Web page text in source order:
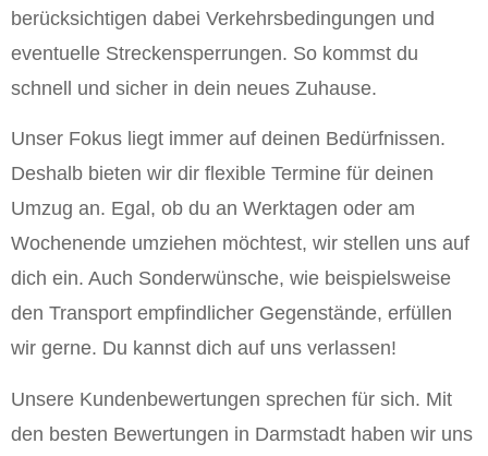
berücksichtigen dabei Verkehrsbedingungen und
eventuelle Streckensperrungen. So kommst du
schnell und sicher in dein neues Zuhause.
Unser Fokus liegt immer auf deinen Bedürfnissen.
Deshalb bieten wir dir flexible Termine für deinen
Umzug an. Egal, ob du an Werktagen oder am
Wochenende umziehen möchtest, wir stellen uns auf
dich ein. Auch Sonderwünsche, wie beispielsweise
den Transport empfindlicher Gegenstände, erfüllen
wir gerne. Du kannst dich auf uns verlassen!
Unsere Kundenbewertungen sprechen für sich. Mit
den besten Bewertungen in Darmstadt haben wir uns